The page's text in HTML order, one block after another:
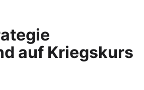
auf Kriegskurs